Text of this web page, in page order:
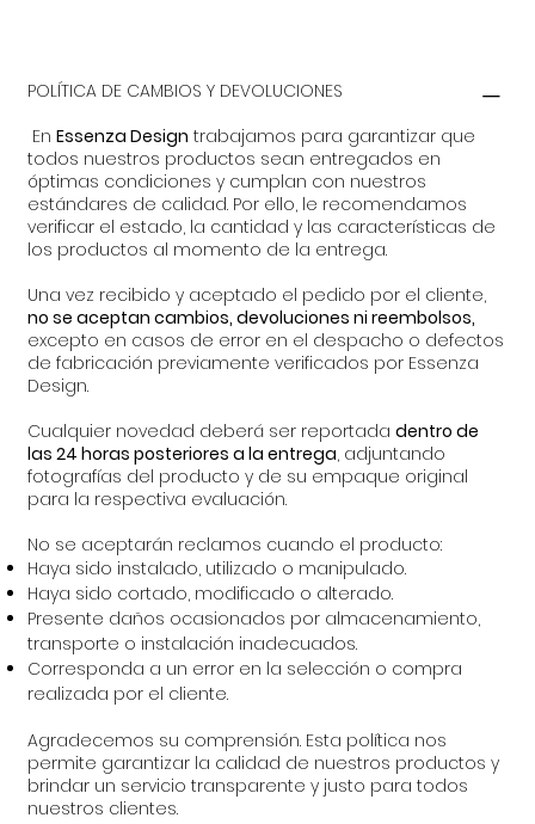
POLÍTICA DE CAMBIOS Y DEVOLUCIONES
EnEssenza Design trabajamos para garantizar que
todos nuestros productos sean entregados en
óptimas condiciones y cumplan con nuestros
estándares de calidad. Por ello, le recomendamos
verificar el estado, la cantidad y las características de
los productos al momento de la entrega.
Una vez recibido y aceptado el pedido por el cliente,
no se aceptan cambios, devoluciones ni reembolsos,
excepto en casos de error en el despacho o defectos
de fabricación previamente verificados por Essenza
Design.
Cualquier novedad deberá ser reportadadentro de
las 24 horas posteriores a la entrega, adjuntando
fotografías del producto y de su empaque original
para la respectiva evaluación.
No se aceptarán reclamos cuando el producto:
Haya sido instalado, utilizado o manipulado.
Haya sido cortado, modificado o alterado.
Presente daños ocasionados por almacenamiento,
transporte o instalación inadecuados.
Corresponda a un error en la selección o compra
realizada por el cliente.
Agradecemos su comprensión. Esta política nos
permite garantizar la calidad de nuestros productos y
brindar un servicio transparente y justo para todos
nuestros clientes.